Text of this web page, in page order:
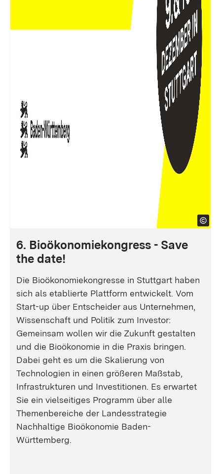
6. Bioökonomiekongress - Save
the date!
Die Bioökonomiekongresse in Stuttgart haben
sich als etablierte Plattform entwickelt. Vom
Start-up über Entscheider aus Unternehmen,
Wissenschaft und Politik zum Investor:
Gemeinsam wollen wir die Zukunft gestalten
und die Bioökonomie in die Praxis bringen.
Dabei geht es um die Skalierung von
Technologien in einen größeren Maßstab,
Infrastrukturen und Investitionen. Es erwartet
Sie ein vielseitiges Programm über alle
Themenbereiche der Landesstrategie
Nachhaltige Bioökonomie Baden-
Württemberg.